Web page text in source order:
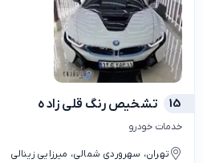
15 تشخیص رنگ قلی زاده
خدمات خودرو
تهران، سهروردی شمالی، میرزایی زینالی